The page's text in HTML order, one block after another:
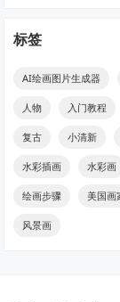
标签
AI绘画图片生成器
人物 入门教程
复古 小清新
水彩插画 水彩画
绘画步骤 美国画
风景画